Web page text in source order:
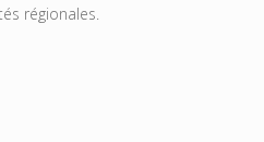
régionales.